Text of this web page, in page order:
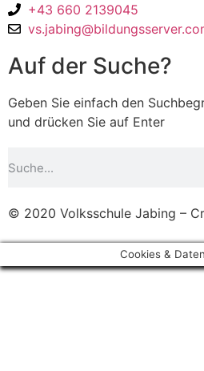
+43 660 2139045
Auf der Suche?
Geben Sie einfach den
und drücken Sie auf Enter
© 2020 Volksschule Jabing –
Cookies &